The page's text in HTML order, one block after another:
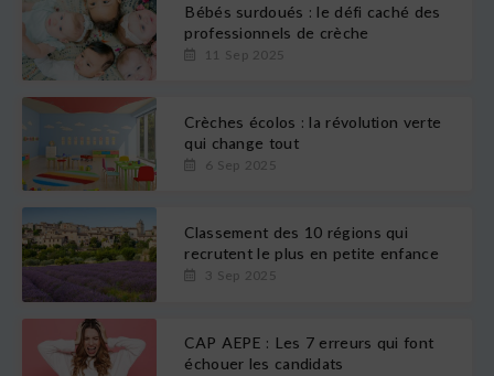
Bébés surdoués : le défi caché des
professionnels de crèche
11 Sep 2025
Crèches écolos : la révolution verte
qui change tout
6 Sep 2025
Classement des 10 régions qui
recrutent le plus en petite enfance
3 Sep 2025
CAP AEPE : Les 7 erreurs qui font
échouer les candidats